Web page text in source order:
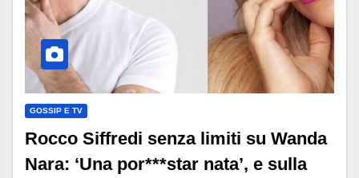
GOSSIP E TV
Rocco Siffredi senza limiti su Wanda
Nara: ‘Una por***star nata’, e sulla